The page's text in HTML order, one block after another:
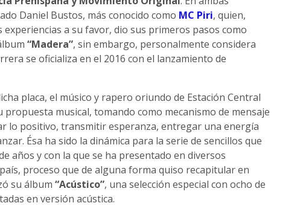
Daniel Bustos, más conocido como MC Piri, quien,
a su favor, dio sus primeros pasos como
“Madera”, sin embargo, personalmente considera
se oficializa en el 2016 con el lanzamiento de
placa, el músico y rapero oriundo de Estación Central
musical, tomando como mecanismo de mensaje
lo positivo, transmitir esperanza, entregar una energía
Ésa ha sido la dinámica para la serie de sencillos que
años y con la que se ha presentado en diversos
proceso que de alguna forma quiso recapitular en
su álbum “Acústico”, una selección especial con ocho de
en versión acústica.